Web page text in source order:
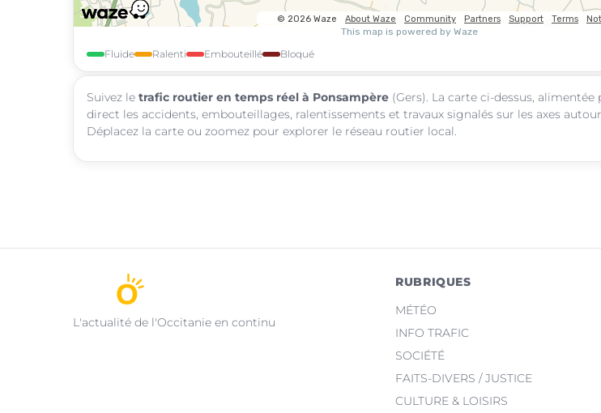
Fluide Ralenti Embouteillé Bloqué
Suivez le trafic routier en temps réel à Ponsampère (Gers). La carte ci-dessus, alimentée
direct les accidents, embouteillages, ralentissements et travaux signalés sur les axes
Déplacez la carte ou zoomez pour explorer le réseau routier local.
L'actualité de l'Occitanie en continu
RUBRIQUES
MÉTÉO
INFO TRAFIC
SOCIÉTÉ
FAITS-DIVERS / JUSTICE
CULTURE & LOISIRS